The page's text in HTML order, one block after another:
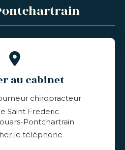
au cabinet
chiropracteur
Saint Frederic
Pontchartrain
le téléphone